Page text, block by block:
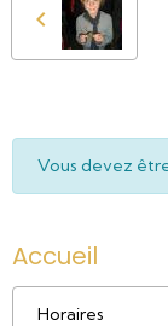
Vous devez
Accueil
Horaires